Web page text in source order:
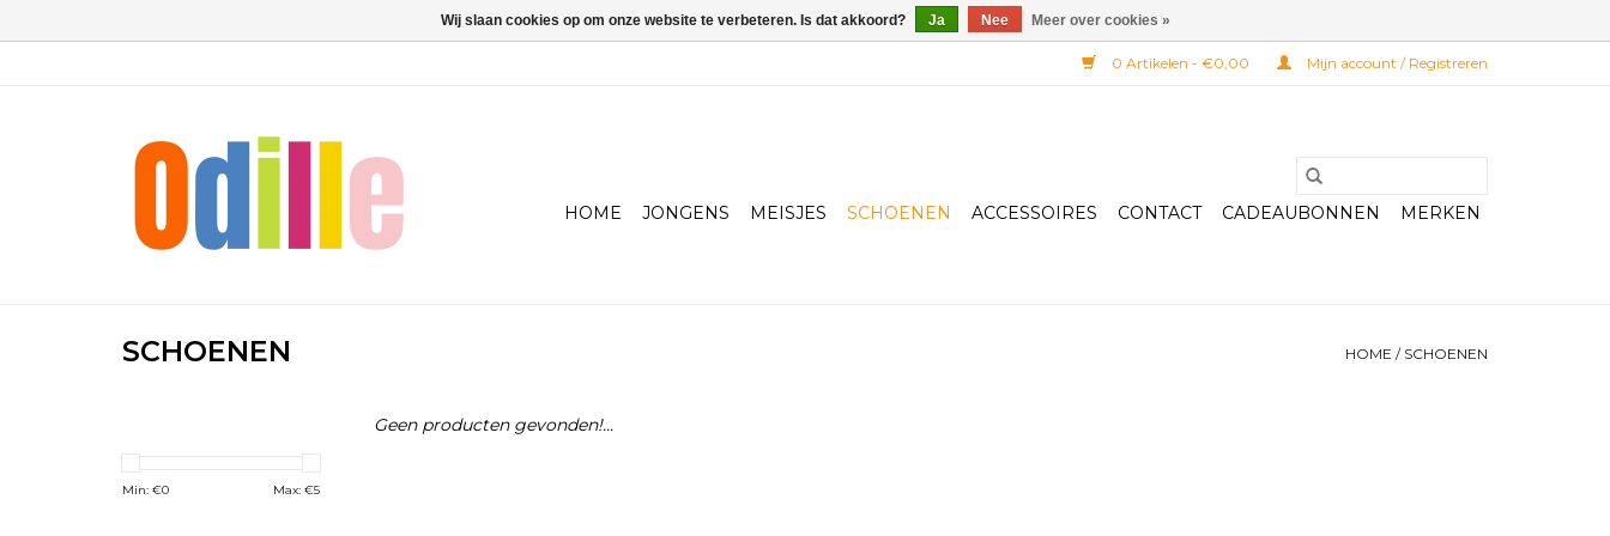
0 Artikelen - €0,00 Mijn account / Registreren
HOME JONGENS MEISJES SCHOENEN ACCESSOIRES CONTACT CADEAUBONNEN MERKEN
SCHOENEN HOME / SCHOENEN
Min: €0 Max: €5
Geen producten gevonden!...
Wij slaan cookies op om onze website te verbeteren. Is dat akkoord? Ja Nee Meer over cookies »